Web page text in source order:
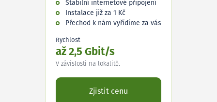
Stabilní internetové připojení
Instalace již za 1 Kč
Přechod k nám vyřídíme za vás
Rychlost
až 2,5 Gbit/s
V závislosti na lokalitě.
Zjistit cenu